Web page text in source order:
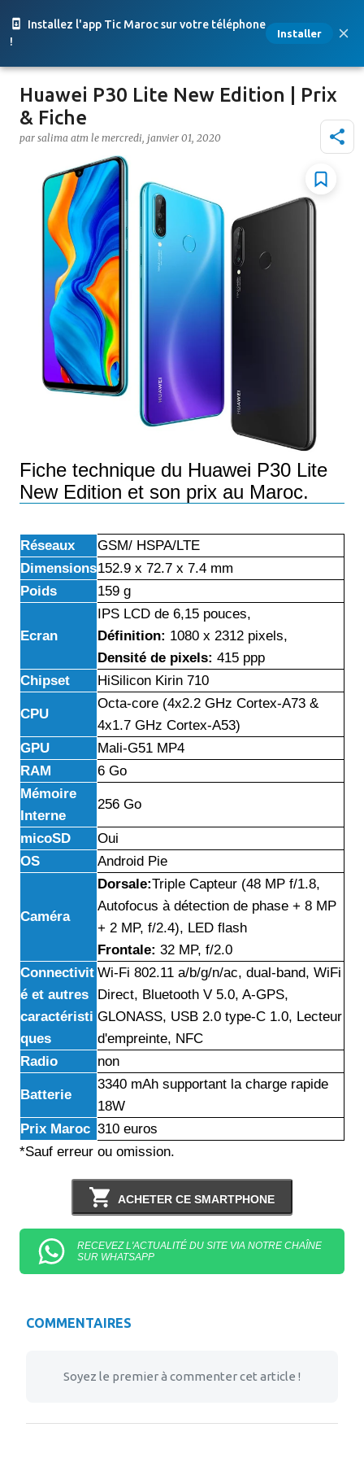
Installez l'app Tic Maroc sur votre téléphone
!
Installer
Accéder au contenu principal
Huawei P30 Lite New Edition | Prix
& Fiche
par salima atm le mercredi, janvier 01, 2020
Fiche technique du Huawei P30 Lite
New Edition et son prix au Maroc.
Réseaux
GSM/ HSPA/LTE
Dimensions152.9 x 72.7 x 7.4 mm
Poids
159 g
Ecran
IPS LCD de 6,15 pouces,
Définition: 1080 x 2312 pixels,
Densité de pixels: 415 ppp
Chipset
HiSilicon Kirin 710
CPU
Octa-core (4x2.2 GHz Cortex-A73 &
4x1.7 GHz Cortex-A53)
GPU
Mali-G51 MP4
RAM
6 Go
Mémoire
Interne
256 Go
micoSD
Oui
OS
Android Pie
Caméra
Dorsale:Triple Capteur (48 MP f/1.8,
Autofocus à détection de phase + 8 MP
+ 2 MP, f/2.4), LED flash
Frontale: 32 MP, f/2.0
Connectivit
é et autres
caractéristi
ques
Wi-Fi 802.11 a/b/g/n/ac, dual-band, WiFi
Direct, Bluetooth V 5.0, A-GPS,
GLONASS, USB 2.0 type-C 1.0, Lecteur
d'empreinte, NFC
Radio
non
Batterie
3340 mAh supportant la charge rapide
18W
Prix Maroc 310 euros
*Sauf erreur ou omission.
ACHETER CE SMARTPHONE
RECEVEZ L'ACTUALITÉ DU SITE VIA NOTRE CHAÎNE
SUR WHATSAPP
COMMENTAIRES
Soyez le premier à commenter cet article !